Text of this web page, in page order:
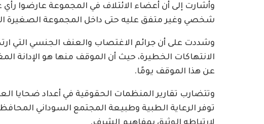
وأشارت إلى أن أعضاء الائتلاف في المجموعة عارضوا رأي
شخصي وغير متفق عليه حتى داخل المجموعة الصغيرة
وشددت على أن جرائم الاغتصاب والعنف الجنسي التي
الانتهاكات الخطيرة، حيث أن الموقف منها هو الإدانة
عن هذا الموقف يومًا.
وتتضارب تقارير المنظمات الحقوقية في أعداد ضحايا
توفر الرعاية الطبية وطبيعة المجتمع السوداني